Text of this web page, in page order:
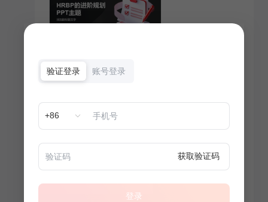
验证登录 账号登录
+86
获取验证码
登录